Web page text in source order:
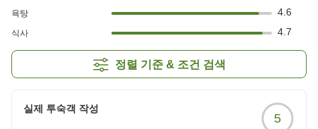
욕탕 4.6
식사 4.7
정렬 기준 & 조건 검색
실제 투숙객 작성
5